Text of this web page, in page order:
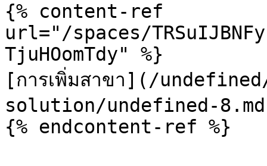
{% content-ref
url="/spaces/
TjuHOomTdy" %}
[การเพิ่มสาขา](/
solution/undefined-